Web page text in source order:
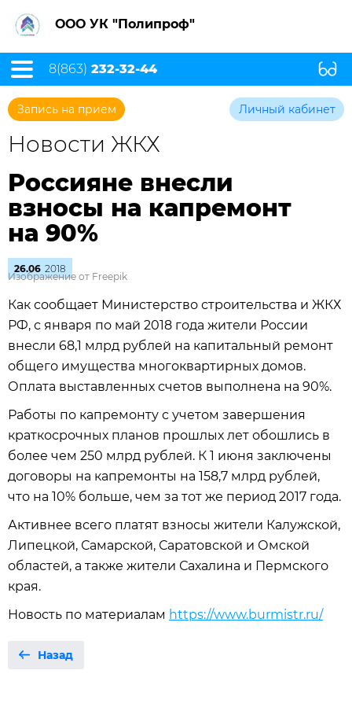
ООО УК "Полипроф"
8(863) 232-32-44
Запись на прием Личный кабинет
Новости ЖКХ
Россияне внесли
взносы на капремонт
на 90%
26.06 2018
Изображение от Freepik
Как сообщает Министерство строительства и ЖКХ
РФ, с января по май 2018 года жители России
внесли 68,1 млрд рублей на капитальный ремонт
общего имущества многоквартирных домов.
Оплата выставленных счетов выполнена на 90%.
Работы по капремонту с учетом завершения
краткосрочных планов прошлых лет обошлись в
более чем 250 млрд рублей. К 1 июня заключены
договоры на капремонты на 158,7 млрд рублей,
что на 10% больше, чем за тот же период 2017 года.
Активнее всего платят взносы жители Калужской,
Липецкой, Самарской, Саратовской и Омской
областей, а также жители Сахалина и Пермского
края.
Новость по материалам https://www.burmistr.ru/
Назад